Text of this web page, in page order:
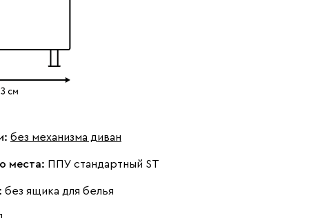
без механизма диван
места: ППУ стандартный ST
без ящика для белья